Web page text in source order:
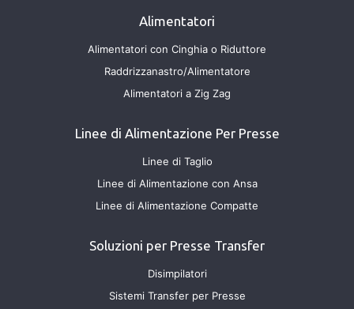
Alimentatori
Alimentatori con Cinghia o Riduttore
Raddrizzanastro/Alimentatore
Alimentatori a Zig Zag
Linee di Alimentazione Per Presse
Linee di Taglio
Linee di Alimentazione con Ansa
Linee di Alimentazione Compatte
Soluzioni per Presse Transfer
Disimpilatori
Sistemi Transfer per Presse